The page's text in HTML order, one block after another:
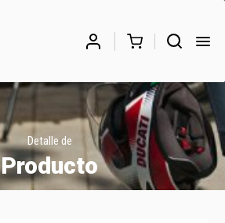
BUSCAR
Detalle de
Producto